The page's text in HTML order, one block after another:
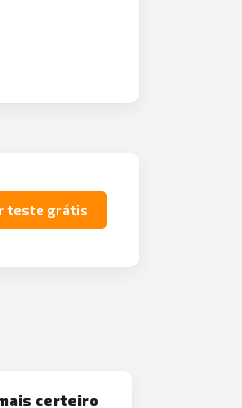
teste grátis
certeiro